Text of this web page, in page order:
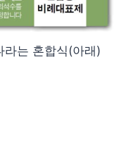
라는 혼합식(아래)